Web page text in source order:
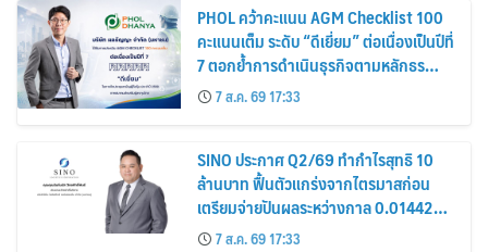
PHOL คว้าคะแนน AGM Checklist 100
คะแนนเต็ม ระดับ “ดีเยี่ยม” ต่อเนื่องเป็นปีที่
7 ตอกย้ำการดำเนินธุรกิจตามหลักธร
รมาภิบาล โปร่งใส สร้างความเชื่อมั่นผู้ถือ
หุ้น
7 ส.ค. 69 17:33
SINO ประกาศ Q2/69 ทำกำไรสุทธิ 10
ล้านบาท ฟื้นตัวแกร่งจากไตรมาสก่อน
เตรียมจ่ายปันผลระหว่างกาล 0.014423
บาทต่อหุ้น ครึ่งปีหลังมุ่งเติบโตต่อเนื่อง
7 ส.ค. 69 17:33